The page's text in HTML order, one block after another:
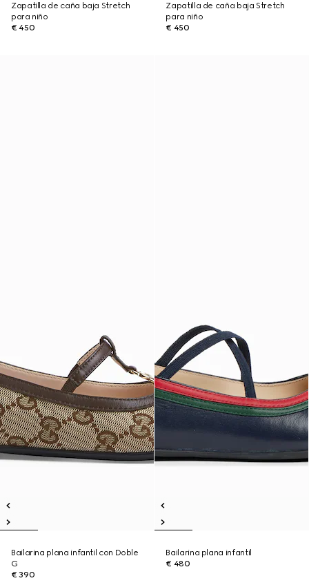
Zapatilla de caña baja Stretch
para niño
€ 450
Zapatilla de caña baja Stretch
para niño
€ 450
Bailarina plana infantil con Doble
G
€ 390
Bailarina plana infantil
€ 480